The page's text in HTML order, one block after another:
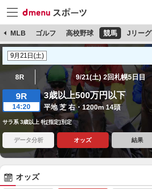
MLB ゴルフ 高校野球 競馬 Jリーグ
8R 9/21(土) 2回札幌5日目
9R
14:20
3歳以上500万円以下
平地 芝 右・1200m 14頭
サラ系 3歳以上 牝[指定]別定
データ分析 オッズ 結果
オッズ